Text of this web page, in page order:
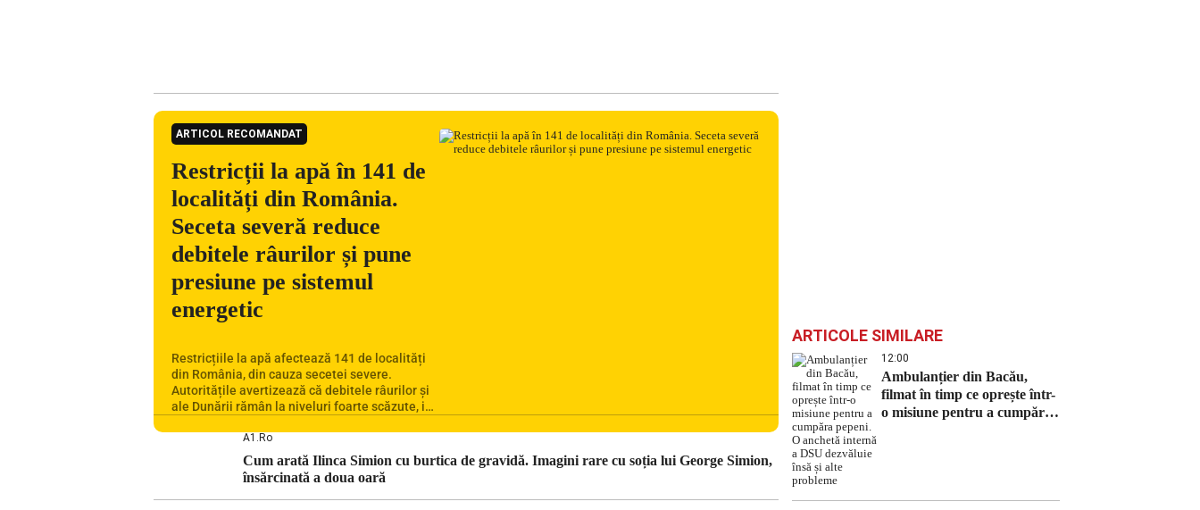
ARTICOL RECOMANDAT
Restricții la apă în 141 de
localități din România.
Seceta severă reduce
debitele râurilor și pune
presiune pe sistemul
energetic
Restricțiile la apă afectează 141 de localități
din România, din cauza secetei severe.
Autoritățile avertizează că debitele râurilor și
ale Dunării rămân la niveluri foarte scăzute, iar
Centralei Nucleare de la Cernavodă. România
se confruntă cu una dintre cele mai dificile
perioade din punct de vedere hidrologic din
ultimii ani. Lipsa […]
A1.ro
Cum arată Ilinca Simion cu burtica de gravidă. Imagini rare cu soția lui George Simion,
însărcinată a doua oară
ARTICOLE SIMILARE
12:00
Ambulanțier din Bacău,
filmat în timp ce oprește într-
o misiune pentru a cumpăra